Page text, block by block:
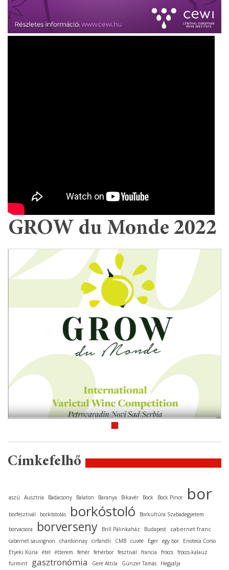
GROW du Monde 2022
Címkefelhő
aszú Ausztria Badacsony Balaton Baranya Bikavér Bock Bock Pince bor
borfesztivál borkóstolás borkóstoló Borkultúra Szabadegyetem
borvacsora borverseny Brill Pálinkaház Budapest cabernet franc
cabernet sauvignon chardonnay cirfandli CMB cuvée Eger egy bor
Enoteca Corso
Etyeki Kúria
étel étterem fehér fehérbor fesztivál francia fröccs fröccs-kalauz
furmint
gasztronómia Gere Attila Günzer Tamás
Hegyalja